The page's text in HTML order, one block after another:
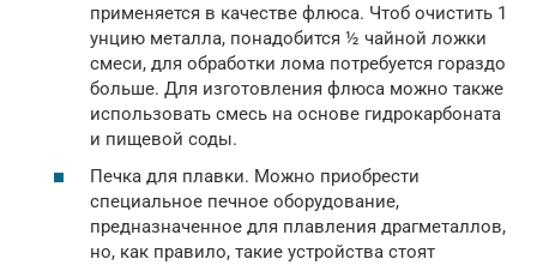
применяется в качестве флюса. Чтоб очистить 1
унцию металла, понадобится ½ чайной ложки
смеси, для обработки лома потребуется гораздо
больше. Для изготовления флюса можно также
использовать смесь на основе гидрокарбоната
и пищевой соды.
Печка для плавки. Можно приобрести
специальное печное оборудование,
предназначенное для плавления драгметаллов,
но, как правило, такие устройства стоят